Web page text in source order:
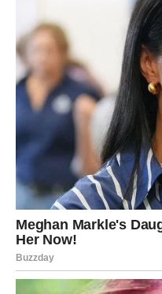
Ako ste sami – danas se
Sudbina vam danas
Lav
Lav danas doživljava
popusti.
Neko čeka da mu se
vam je stalo.